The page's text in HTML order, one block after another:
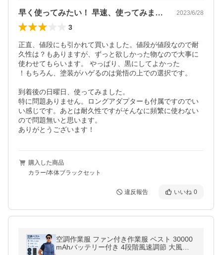
早く使ってみたい！ 早速、使ってみました 2023/6/28
3
正直、値段にも引かれて買いました。値段が値段なので耐
久性は？もありますが、ずっと欲しかった物なので大事に
使わせてもらいます。 やっぱり、黒にしてよかった
！もちろん、塗装がハゲるのは覚悟の上での選択です。
到着後の日曜日、使ってみました。
特に問題ありません。ロングアダプターも付属ですのでい
い感じです。あとは耐久性ですがそんなに頻繁に使わない
ので問題無いと思います。
ありがとうございます！
購入した商品
カラー/本体ブラックセット
違反報告 いいね 0
空調作業服 ファン付き作業服 ベスト 30000
mAhバッテリー付き 4段階風速調節 大風量